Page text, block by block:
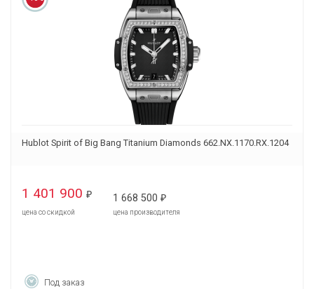
Hublot Spirit of Big Bang Titanium Diamonds 662.NX.1170.RX.1204
1 401 900 ₽
цена со скидкой
1 668 500 ₽
цена производителя
Под заказ